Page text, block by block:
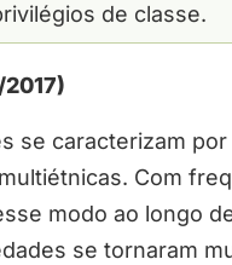
de classe.
2017)
se caracterizam
Com
modo ao longo
se tornaram